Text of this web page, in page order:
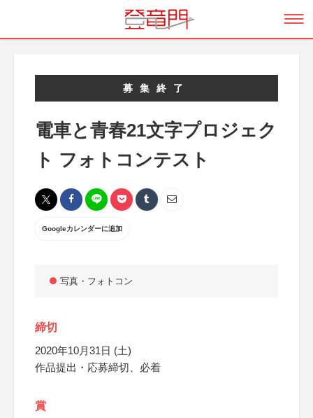
募集終了
電車と青春21文字プロジェク
ト フォトコンテスト
Googleカレンダーに追加
写真・フォトコン
締切
2020年10月31日 (土)
作品提出・応募締切、必着
賞